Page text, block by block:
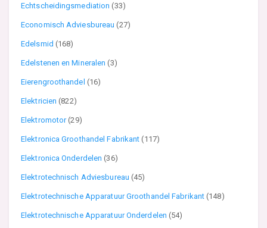
Echtscheidingsmediation(33)
Economisch Adviesbureau(27)
Edelsmid (168)
Edelstenen en Mineralen(3)
Eierengroothandel (16)
Elektricien(822)
Elektromotor(29)
Elektronica Groothandel Fabrikant(117)
Elektronica Onderdelen(36)
Elektrotechnisch Adviesbureau(45)
Elektrotechnische Apparatuur Groothandel Fabrikant(148)
Elektrotechnische Apparatuur Onderdelen(54)